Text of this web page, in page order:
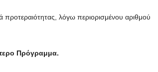
προτεραιότητας, λόγω περιορισμένου αριθμού
Πρόγραμμα.